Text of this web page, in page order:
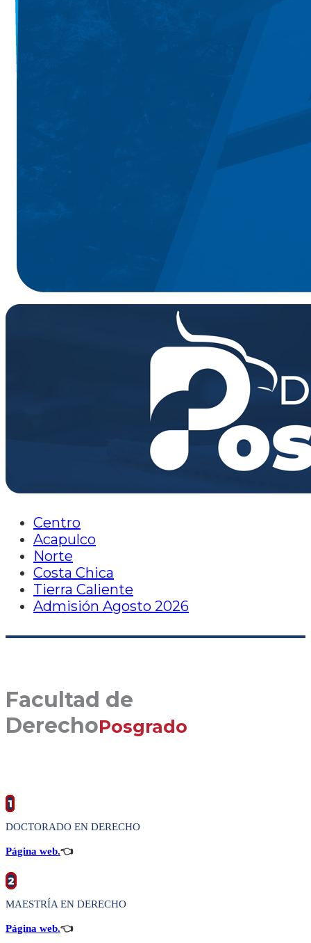
Centro
Acapulco
Norte
Costa Chica
Tierra Caliente
Admisión Agosto 2026
Facultad de
DerechoPosgrado
1
DOCTORADO EN DERECHO
Página web.👈
2
MAESTRÍA EN DERECHO
Página web.👈